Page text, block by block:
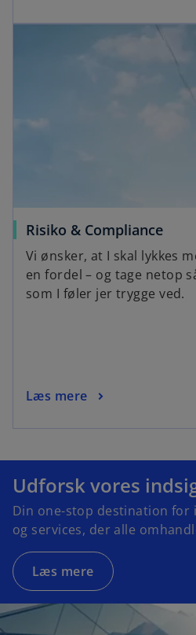
Risiko & Compliance
Vi ønsker, at I skal lykkes
en fordel – og tage netop
som I føler jer trygge ved.
Læs mere
Udforsk vores
Din one-stop destination for
og services, der alle
Læs mere